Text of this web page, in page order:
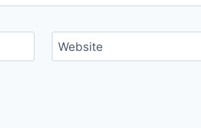
Website